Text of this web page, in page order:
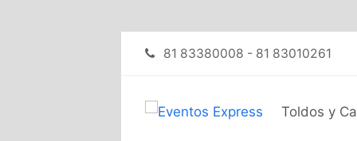
81 83380008 - 81 83010261
Toldos y